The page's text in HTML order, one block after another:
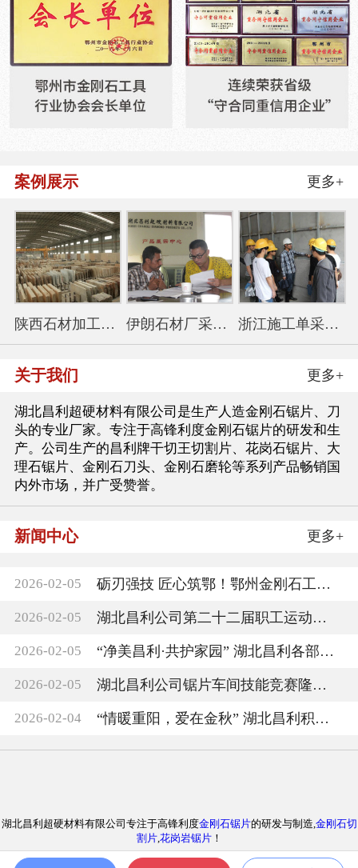
案例展示 更多+
陕西石材加工厂采购350花 伊朗石材厂采购金刚石锯 浙江施工单采购114干切王
关于我们 更多+
湖北昌利超硬材料有限公司是生产人造金刚石锯片、刀
头的专业厂家。专注于高锋利度金刚石锯片的研发和生
产。公司生产的昌利牌干切王切割片、花岗石锯片、大
理石锯片、金刚石刀头、金刚石磨轮等系列产品畅销国
内外市场，并广受赞誉。
新闻中心 更多+
2026-02-05 砺刃强技 匠心筑鄂！鄂州金刚石工具第二届技能
2026-02-05 湖北昌利公司第二十二届职工运动会圆满收官，
2026-02-05 “净美昌利·共护家园” 湖北昌利各部门负责人
2026-02-05 湖北昌利公司锯片车间技能竞赛隆重召开
2026-02-04 “情暖重阳，爱在金秋” 湖北昌利积极参与敬老
湖北昌利超硬材料有限公司专注于高锋利度金刚石锯片的研发与制造, 金刚石切
割片, 花岗岩锯片！